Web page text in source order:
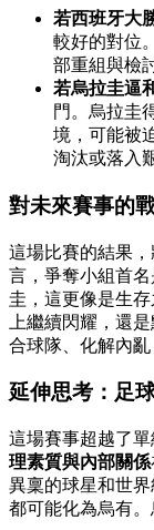
若西班牙大
較好的對位
部重組與檢
若烏拉圭逼
門。烏拉圭
境，可能被
淘汰或落入
對未來賽事的
這場比賽的結果
言，爭奪小組首
圭，這更像是生
上繼續閃耀，還
合球隊、化解內亂
延伸思考：足
這場賽事超越了
理素質與內部關係
異稟的球星和世
都可能化為烏有。